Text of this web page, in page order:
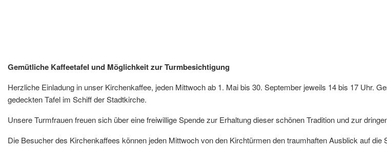
Gemütliche Kaffeetafel und Möglichkeit zur Turmbesichtigung
Herzliche Einladung in unser Kirchenkaffee, jeden Mittwoch ab 1. Mai bis 30. September jeweils 14 bis 17 Uhr.
gedeckten Tafel im Schiff der Stadtkirche.
Unsere Turmfrauen freuen sich über eine freiwillige Spende zur Erhaltung dieser schönen Tradition und zur
Die Besucher des Kirchenkaffees können jeden Mittwoch von den Kirchtürmen den traumhaften Ausblick auf die